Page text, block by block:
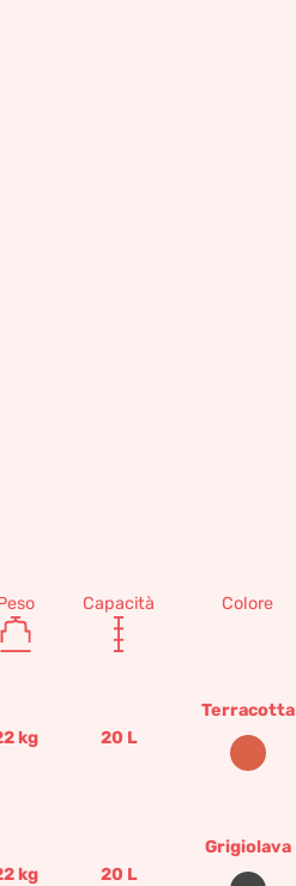
Capacità Colore
kg 20 L
Terracotta
kg 20 L
Grigiolava